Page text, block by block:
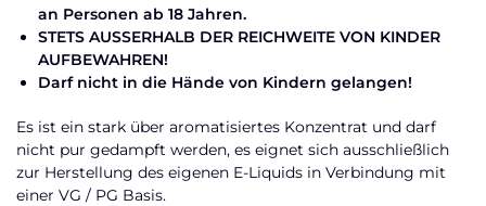
an Personen ab 18 Jahren.
STETS AUSSERHALB DER REICHWEITE VON KINDER
AUFBEWAHREN!
Darf nicht in die Hände von Kindern gelangen!
Es ist ein stark über aromatisiertes Konzentrat und darf
nicht pur gedampft werden, es eignet sich ausschließlich
zur Herstellung des eigenen E-Liquids in Verbindung mit
einer VG / PG Basis.